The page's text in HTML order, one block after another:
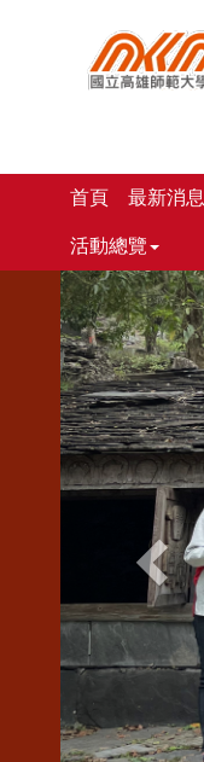
區
塊
首頁 最新消息
活動總覽
上
一
張